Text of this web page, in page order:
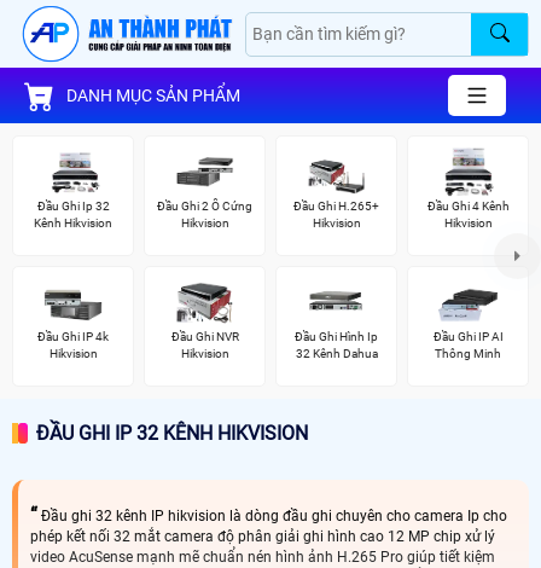
DANH MỤC SẢN PHẨM
Đầu Ghi Ip 32
Kênh Hikvision
Đầu Ghi 2 Ổ Cứng
Hikvision
Đầu Ghi H.265+
Hikvision
Đầu Ghi 4 Kênh
Hikvision
Đầu Ghi IP 4k
Hikvision
Đầu Ghi NVR
Hikvision
Đầu Ghi Hình Ip
32 Kênh Dahua
Đầu Ghi IP AI
Thông Minh
ĐẦU GHI IP 32 KÊNH HIKVISION
Đầu ghi 32 kênh IP hikvision là dòng đầu ghi chuyên cho camera Ip cho
phép kết nối 32 mắt camera độ phân giải ghi hình cao 12 MP chip xử lý
video AcuSense mạnh mẽ chuẩn nén hình ảnh H.265 Pro giúp tiết kiệm